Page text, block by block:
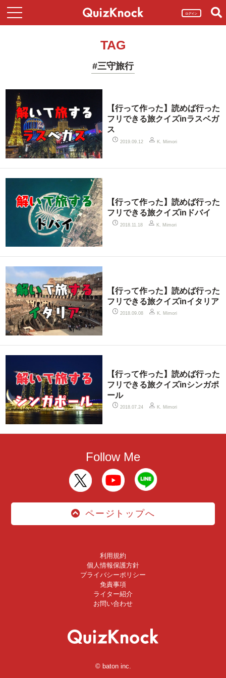
ログイン
TAG
#三守旅行
【行って作った】読めば行った
フリできる旅クイズinラスベガ
ス
2019.09.12 K. Mimori
【行って作った】読めば行った
フリできる旅クイズinドバイ
2018.11.18 K. Mimori
【行って作った】読めば行った
フリできる旅クイズinイタリア
2018.09.08 K. Mimori
【行って作った】読めば行った
フリできる旅クイズinシンガポ
ール
2018.07.24 K. Mimori
Follow Me
ページトップへ
利用規約
個人情報保護方針
プライバシーポリシー
免責事項
ライター紹介
お問い合わせ
© baton inc.